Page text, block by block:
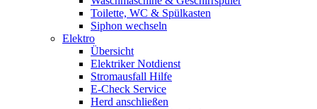
Toilette, WC & Spülkasten
Siphon wechseln
Elektro
Übersicht
Elektriker Notdienst
Stromausfall Hilfe
E-Check Service
Herd anschließen